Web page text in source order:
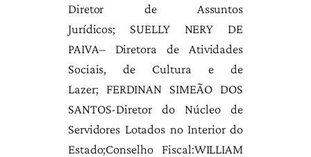
Diretor de Assuntos
Jurídicos; SUELLY NERY DE
PAIVA– Diretora de Atividades
Sociais, de Cultura e de
Lazer; FERDINAN SIMEÃO DOS
SANTOS-Diretor do Núcleo de
Servidores Lotados no Interior do
Estado;Conselho Fiscal:WILLIAM